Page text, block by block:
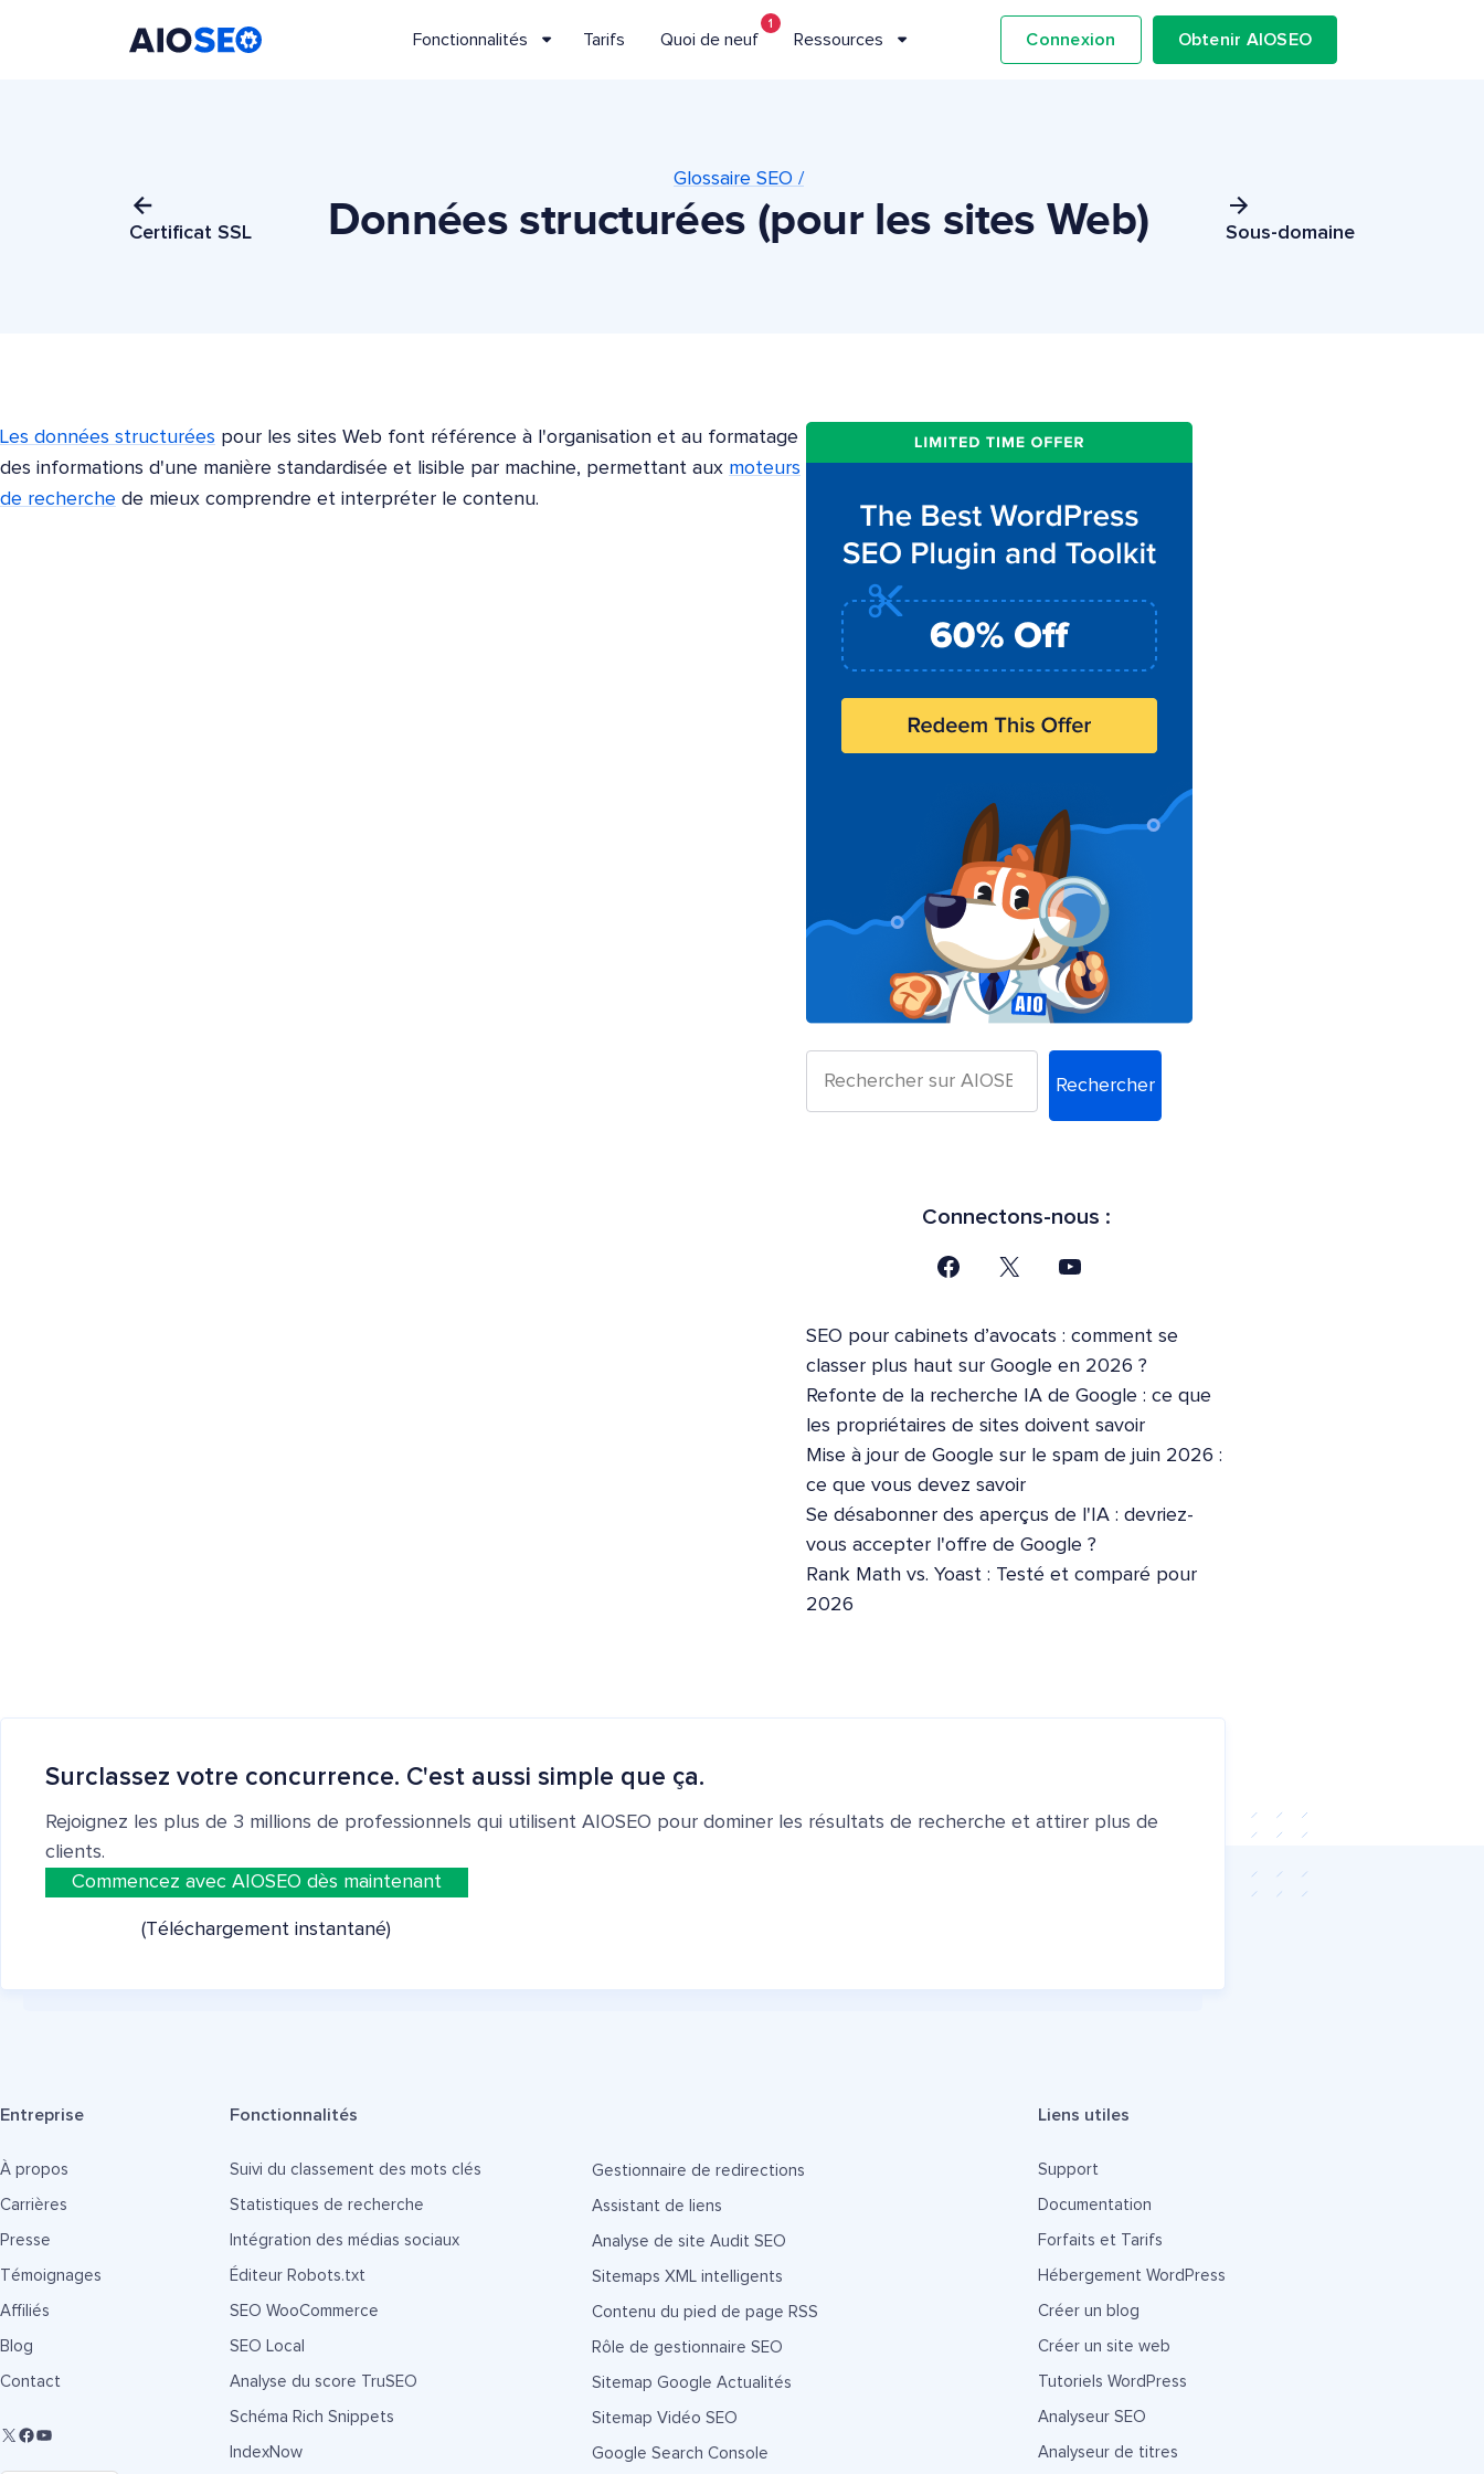
Fonctionnalités Tarifs Quoi de neuf
1
Ressources Connexion Obtenir AIOSEO
Certificat SSL
Glossaire SEO /
Données structurées (pour les sites Web) Sous-domaine
Les données structurées pour les sites Web font référence à l'organisation et au formatage
des informations d'une manière standardisée et lisible par machine, permettant aux moteurs
de recherche de mieux comprendre et interpréter le contenu.
Rechercher
Connectons-nous :
SEO pour cabinets d’avocats : comment se
classer plus haut sur Google en 2026 ?
Refonte de la recherche IA de Google : ce que
les propriétaires de sites doivent savoir
Mise à jour de Google sur le spam de juin 2026 :
ce que vous devez savoir
Se désabonner des aperçus de l'IA : devriez-
vous accepter l'offre de Google ?
Rank Math vs. Yoast : Testé et comparé pour
2026
Surclassez votre concurrence. C'est aussi simple que ça.
Rejoignez les plus de 3 millions de professionnels qui utilisent AIOSEO pour dominer les résultats de recherche et attirer plus de
clients.
Commencez avec AIOSEO dès maintenant
(Téléchargement instantané)
Entreprise
À propos
Carrières
Presse
Témoignages
Affiliés
Blog
Contact
Fonctionnalités
Suivi du classement des mots clés
Statistiques de recherche
Intégration des médias sociaux
Éditeur Robots.txt
SEO WooCommerce
SEO Local
Analyse du score TruSEO
Schéma Rich Snippets
IndexNow
Gestionnaire de redirections
Assistant de liens
Analyse de site Audit SEO
Sitemaps XML intelligents
Contenu du pied de page RSS
Rôle de gestionnaire SEO
Sitemap Google Actualités
Sitemap Vidéo SEO
Google Search Console
Liens utiles
Support
Documentation
Forfaits et Tarifs
Hébergement WordPress
Créer un blog
Créer un site web
Tutoriels WordPress
Analyseur SEO
Analyseur de titres